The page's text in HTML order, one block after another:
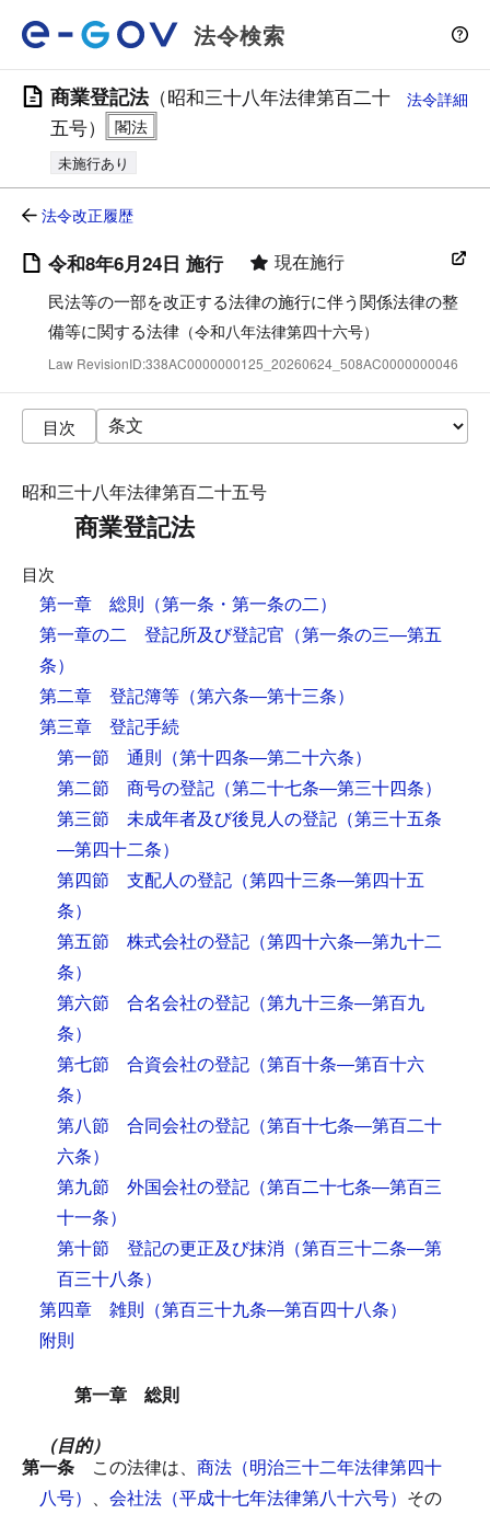
法令検索
商業登記法（昭和三十八年法律第百二十
五号）
未施行あり
法令詳細
法令改正履歴
令和8年6月24日 施行 現在施行
民法等の一部を改正する法律の施行に伴う関係法律の整
備等に関する法律 （令和八年法律第四十六号）
Law RevisionID:338AC0000000125_20260624_508AC0000000046
目次
昭和三十八年法律第百二十五号
商業登記法
目次
第一章 総則 （第一条・第一条の二）
第一章の二 登記所及び登記官 （第一条の三―第五
条）
第二章 登記簿等 （第六条―第十三条）
第三章 登記手続
第一節 通則 （第十四条―第二十六条）
第二節 商号の登記 （第二十七条―第三十四条）
第三節 未成年者及び後見人の登記 （第三十五条
―第四十二条）
第四節 支配人の登記 （第四十三条―第四十五
条）
第五節 株式会社の登記 （第四十六条―第九十二
条）
第六節 合名会社の登記 （第九十三条―第百九
条）
第七節 合資会社の登記 （第百十条―第百十六
条）
第八節 合同会社の登記 （第百十七条―第百二十
六条）
第九節 外国会社の登記 （第百二十七条―第百三
十一条）
第十節 登記の更正及び抹消 （第百三十二条―第
百三十八条）
第四章 雑則 （第百三十九条―第百四十八条）
附則
第一章 総則
（目的）
第一条 この法律は、 商法（明治三十二年法律第四十
八号） 、 会社法（平成十七年法律第八十六号） その